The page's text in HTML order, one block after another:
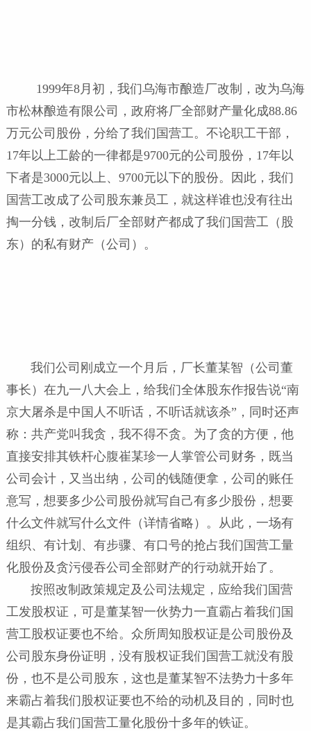
1999年8月初，我们乌海市酿造厂改制，改为乌海
市松林酿造有限公司，政府将厂全部财产量化成88.86
万元公司股份，分给了我们国营工。不论职工干部，
17年以上工龄的一律都是9700元的公司股份，17年以
下者是3000元以上、9700元以下的股份。因此，我们
国营工改成了公司股东兼员工，就这样谁也没有往出
掏一分钱，改制后厂全部财产都成了我们国营工（股
东）的私有财产（公司）。
我们公司刚成立一个月后，厂长董某智（公司董
事长）在九一八大会上，给我们全体股东作报告说“南
京大屠杀是中国人不听话，不听话就该杀”，同时还声
称：共产党叫我贪，我不得不贪。为了贪的方便，他
直接安排其铁杆心腹崔某珍一人掌管公司财务，既当
公司会计，又当出纳，公司的钱随便拿，公司的账任
意写，想要多少公司股份就写自己有多少股份，想要
什么文件就写什么文件（详情省略）。从此，一场有
组织、有计划、有步骤、有口号的抢占我们国营工量
化股份及贪污侵吞公司全部财产的行动就开始了。
按照改制政策规定及公司法规定，应给我们国营
工发股权证，可是董某智一伙势力一直霸占着我们国
营工股权证要也不给。众所周知股权证是公司股份及
公司股东身份证明，没有股权证我们国营工就没有股
份，也不是公司股东，这也是董某智不法势力十多年
来霸占着我们股权证要也不给的动机及目的，同时也
是其霸占我们国营工量化股份十多年的铁证。